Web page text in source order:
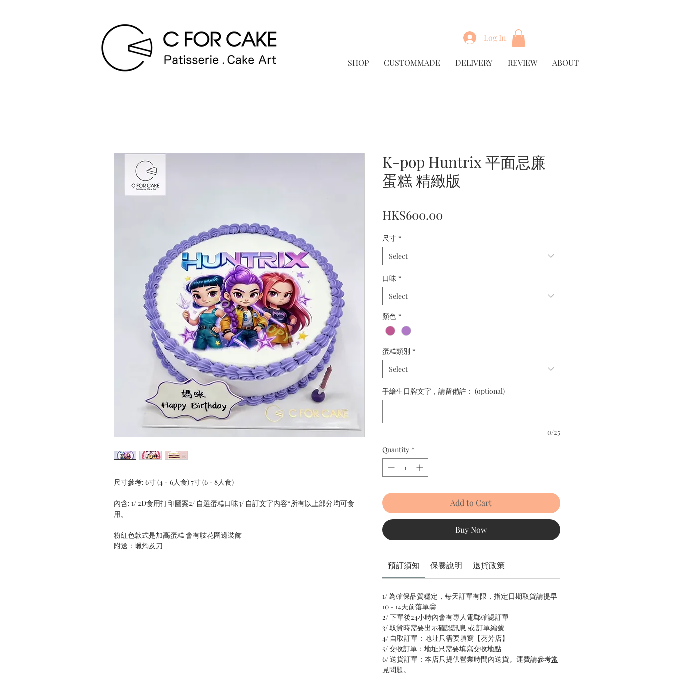
Log In
SHOP CUSTOMMADE DELIVERY REVIEW ABOUT
尺寸參考: 6寸 (4 - 6人食) 7寸 (6 - 8人食)
內含: 1/ 2D食用打印圖案2/ 自選蛋糕口味3/ 自訂文字內容*所有以上部分均可食
用。
粉紅色款式是加高蛋糕 會有吱花圍邊裝飾
附送：蠟燭及刀
K-pop Huntrix 平面忌廉
蛋糕 精緻版
HK$600.00
尺寸 *
Select
口味 *
Select
顏色 *
蛋糕類別 *
Select
手繪生日牌文字，請留備註： (optional)
0/25
Quantity *
Add to Cart
Buy Now
預訂須知 保養說明 退貨政策
1/ 為確保品質穩定，每天訂單有限，指定日期取貨請提早
10 - 14天前落單🤗
2/ 下單後24小時內會有專人電郵確認訂單
3/ 取貨時需要出示確認訊息 或 訂單編號
4/ 自取訂單：地址只需要填寫【葵芳店】
5/ 交收訂單：地址只需要填寫交收地點
6/ 送貨訂單：本店只提供營業時間內送貨。運費請參考常
見問題。